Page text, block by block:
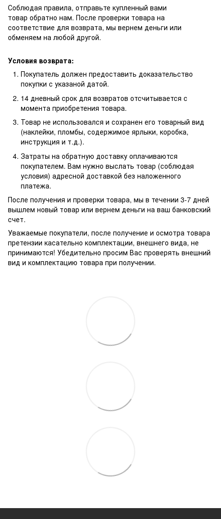
Соблюдая правила, отправьте купленный вами
товар обратно нам. После проверки товара на
соответствие для возврата, мы вернем деньги или
обменяем на любой другой.
Условия возврата:
Покупатель должен предоставить доказательство
покупки с указаной датой.
14 дневный срок для возвратов отсчитывается с
момента приобретения товара.
Товар не использовался и сохранен его товарный вид
(наклейки, пломбы, содержимое ярлыки, коробка,
инструкция и т.д.).
Затраты на обратную доставку оплачиваются
покупателем. Вам нужно выслать товар (соблюдая
условия) адресной доставкой без наложенного
платежа.
После получения и проверки товара, мы в течении 3-7 дней
вышлем новый товар или вернем деньги на ваш банковский
счет.
Уважаемые покупатели, после получение и осмотра товара
претензии касательно комплектации, внешнего вида, не
принимаются! Убедительно просим Вас проверять внешний
вид и комплектацию товара при получении.